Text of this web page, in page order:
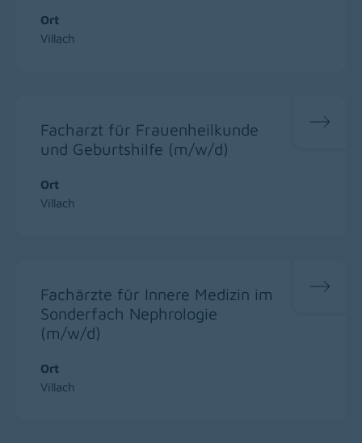
Ort
Villach
Facharzt für Frauenheilkunde
und Geburtshilfe (m/w/d)
Ort
Villach
Fachärzte für Innere Medizin im
Sonderfach Nephrologie
(m/w/d)
Ort
Villach